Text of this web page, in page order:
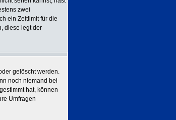
zwei
ein Zeitlimit für die
diese legt der
gelöscht werden.
noch niemand bei
hat, können
Umfragen